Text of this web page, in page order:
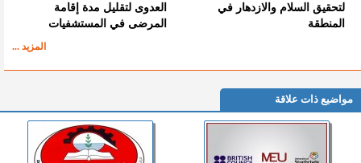
لتحقيق السلام والازدهار في
المنطقة
العدوى لتقليل مدة إقامة
المرضى في المستشفيات
المزيد ...
مواضيع ذات علاقة